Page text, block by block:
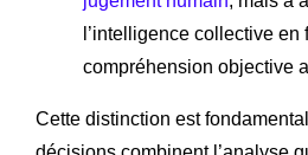
l’intelligence collective
compréhension objective
Cette distinction est